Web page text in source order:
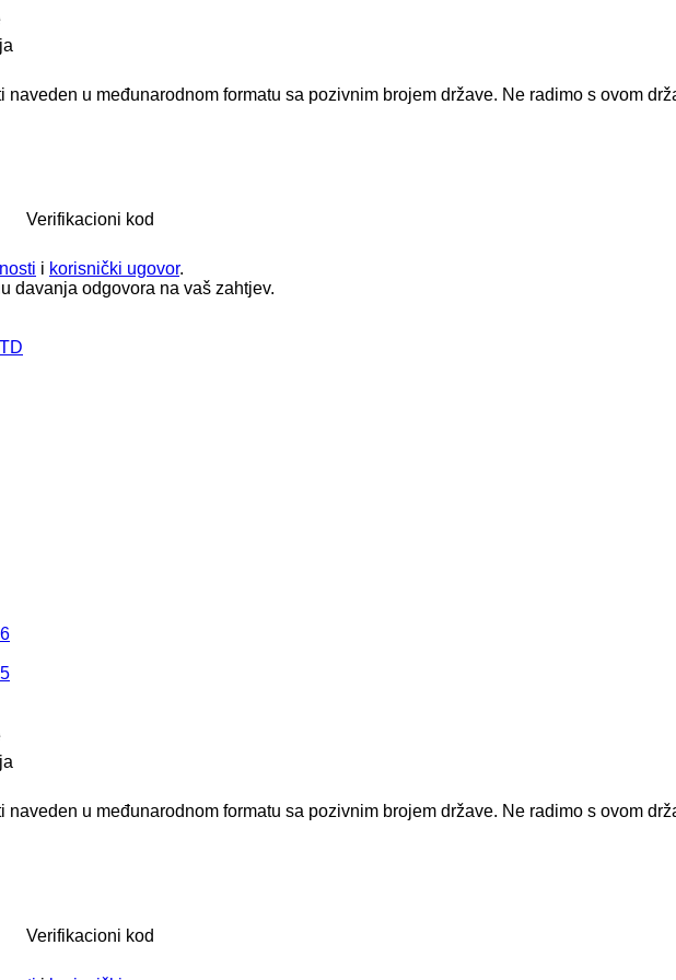
naveden u međunarodnom formatu sa pozivnim brojem države. Ne radimo s ovom
Verifikacioni kod
i korisnički ugovor.
davanja odgovora na vaš zahtjev.
naveden u međunarodnom formatu sa pozivnim brojem države. Ne radimo s ovom
Verifikacioni kod